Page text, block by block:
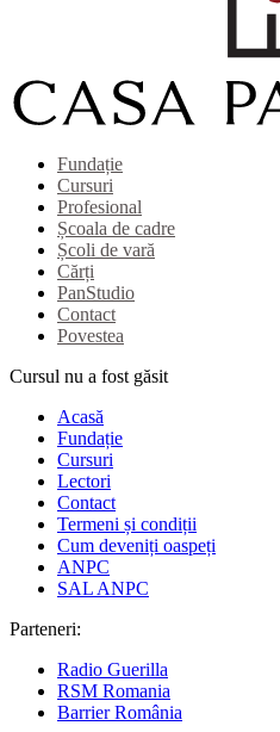
Fundație
Cursuri
Profesional
Școala de cadre
Școli de vară
Cărți
PanStudio
Contact
Povestea
Cursul nu a fost găsit
Acasă
Fundație
Cursuri
Lectori
Contact
Termeni și condiții
Cum deveniți oaspeți
ANPC
SAL ANPC
Parteneri:
Radio Guerilla
RSM Romania
Barrier România